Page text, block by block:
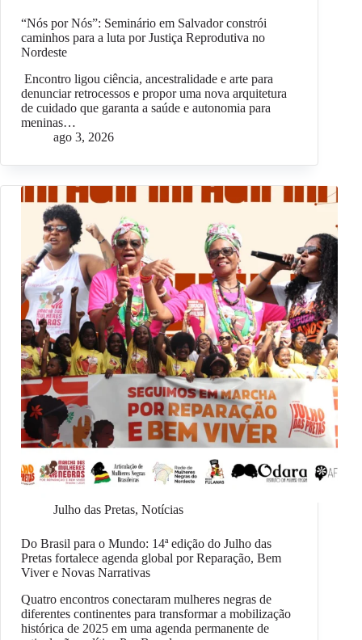
“Nós por Nós”: Seminário em Salvador constrói
caminhos para a luta por Justiça Reprodutiva no
Nordeste
Encontro ligou ciência, ancestralidade e arte para
denunciar retrocessos e propor uma nova arquitetura
de cuidado que garanta a saúde e autonomia para
meninas…
ago 3, 2026
Julho das Pretas, Notícias
Do Brasil para o Mundo: 14ª edição do Julho das
Pretas fortalece agenda global por Reparação, Bem
Viver e Novas Narrativas
Quatro encontros conectaram mulheres negras de
diferentes continentes para transformar a mobilização
histórica de 2025 em uma agenda permanente de